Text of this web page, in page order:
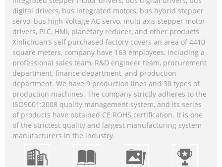
digital drivers, bus integrated motors, bus hybrid stepper
servo, bus high-voltage AC servo, multi axis stepper motor
drivers, PLC, HMI, planetary reducer, and other products
Xinlichuan’s self purchased factory covers an area of 4410
square meters, company have 163 employees, including a
professional sales team, R&D engineer team, procurement
department, finance department, and production
department. We have 9 production lines and 30 types of
production machines. The company strictly adheres to the
ISO9001:2008 quality management system, and its series
of products have obtained CE.ROHS certification. It is one
of the strictest quality and largest manufacturing system
manufacturers in the industry.